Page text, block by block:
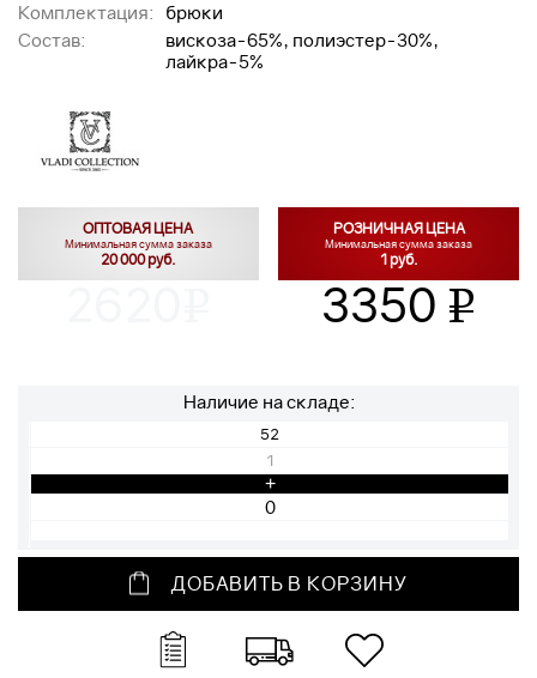
Комплектация:
брюки
Состав:
вискоза-65%, полиэстер-30%,
лайкра-5%
ОПТОВАЯ ЦЕНА
Минимальная сумма заказа
20 000 руб.
РОЗНИЧНАЯ ЦЕНА
Минимальная сумма заказа
1 руб.
3350 v
Наличие на складе:
52
1
+
ДОБАВИТЬ В КОРЗИНУ